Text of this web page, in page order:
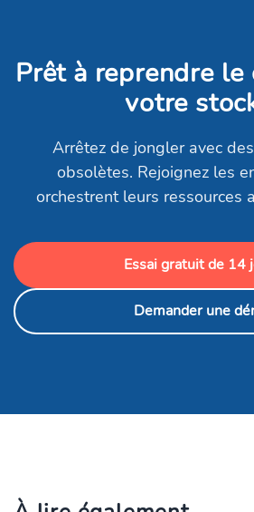
Prêt à reprendre
votre
Arrêtez de jongler avec
obsolètes. Rejoignez les
orchestrent leurs ressources
Essai gratuit de 14
Demander une